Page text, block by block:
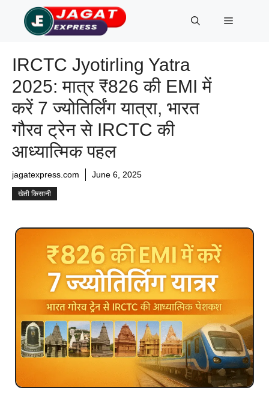
content
Menu
IRCTC Jyotirling Yatra
2025: मात्र ₹826 की EMI में
करें 7 ज्योतिर्लिंग यात्रा, भारत
गौरव ट्रेन से IRCTC की
आध्यात्मिक पहल
jagatexpress.com June 6, 2025
खेती किसानी